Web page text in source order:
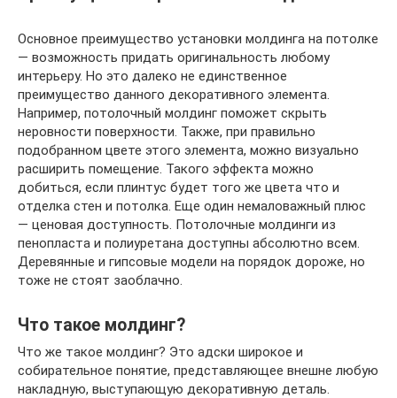
Основное преимущество установки молдинга на потолке
— возможность придать оригинальность любому
интерьеру. Но это далеко не единственное
преимущество данного декоративного элемента.
Например, потолочный молдинг поможет скрыть
неровности поверхности. Также, при правильно
подобранном цвете этого элемента, можно визуально
расширить помещение. Такого эффекта можно
добиться, если плинтус будет того же цвета что и
отделка стен и потолка. Еще один немаловажный плюс
— ценовая доступность. Потолочные молдинги из
пенопласта и полиуретана доступны абсолютно всем.
Деревянные и гипсовые модели на порядок дороже, но
тоже не стоят заоблачно.
Что такое молдинг?
Что же такое молдинг? Это адски широкое и
собирательное понятие, представляющее внешне любую
накладную, выступающую декоративную деталь.